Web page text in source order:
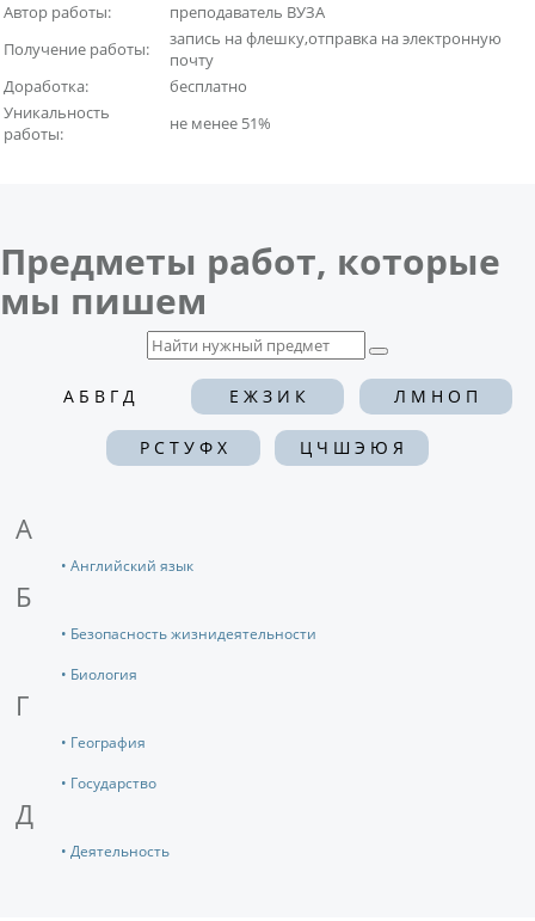
Автор работы:
преподаватель ВУЗА
Получение работы:
запись на флешку,отправка на электронную
почту
Доработка:
бесплатно
Уникальность
работы:
не менее 51%
Предметы работ, которые
мы пишем
А Б В Г Д Е Ж З И К Л М Н О П
Р С Т У Ф Х Ц Ч Ш Э Ю Я
А
• Английский язык
Б
• Безопасность жизнидеятельности
• Биология
Г
• География
• Государство
Д
• Деятельность